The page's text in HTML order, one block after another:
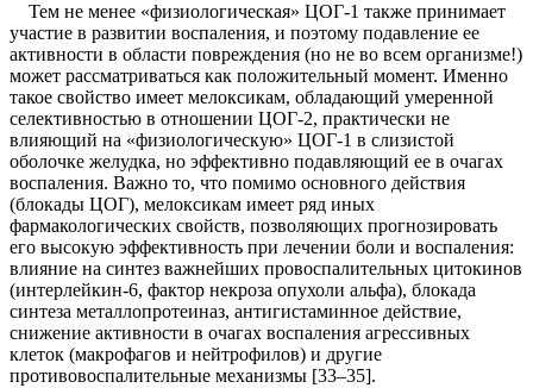
Тем не менее «физиологическая» ЦОГ-1 также принимает
участие в развитии воспаления, и поэтому подавление ее
активности в области повреждения (но не во всем организме!)
может рассматриваться как положительный момент. Именно
такое свойство имеет мелоксикам, обладающий умеренной
селективностью в отношении ЦОГ-2, практически не
влияющий на «физиологическую» ЦОГ-1 в слизистой
оболочке желудка, но эффективно подавляющий ее в очагах
воспаления. Важно то, что помимо основного действия
(блокады ЦОГ), мелоксикам имеет ряд иных
фармакологических свойств, позволяющих прогнозировать
его высокую эффективность при лечении боли и воспаления:
влияние на синтез важнейших провоспалительных цитокинов
(интерлейкин-6, фактор некроза опухоли альфа), блокада
синтеза металлопротеиназ, антигистаминное действие,
снижение активности в очагах воспаления агрессивных
клеток (макрофагов и нейтрофилов) и другие
противовоспалительные механизмы [33–35].